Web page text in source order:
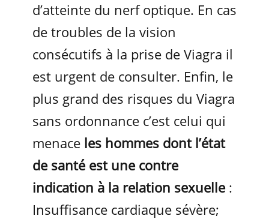
d’atteinte du nerf optique. En cas
de troubles de la vision
consécutifs à la prise de Viagra il
est urgent de consulter. Enfin, le
plus grand des risques du Viagra
sans ordonnance c’est celui qui
menace les hommes dont l’état
de santé est une contre
indication à la relation sexuelle :
Insuffisance cardiaque sévère;